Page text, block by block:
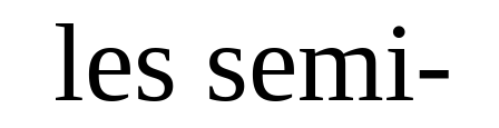
les semi-